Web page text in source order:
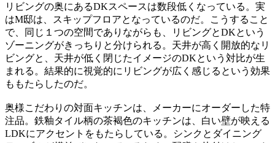
リビングの奥にあるDKスペースは数段低くなっている。実
はM邸は、スキップフロアとなっているのだ。こうすること
で、同じ１つの空間でありながらも、リビングとDKという
ゾーニングがきっちりと分けられる。天井が高く開放的なリ
ビングと、天井が低く閉じたイメージのDKという対比が生
まれる。結果的に視覚的にリビングが広く感じるという効果
ももたらしたのだ。
奥様こだわりの対面キッチンは、メーカーにオーダーした特
注品。鉄釉タイル柄の茶褐色のキッチンは、白い壁が映える
LDKにアクセントをもたらしている。シンクとダイニング